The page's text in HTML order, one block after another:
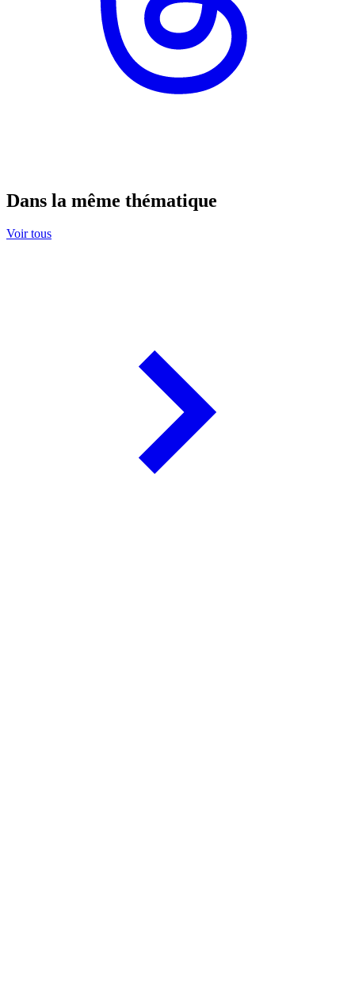
Dans la même thématique
Voir tous